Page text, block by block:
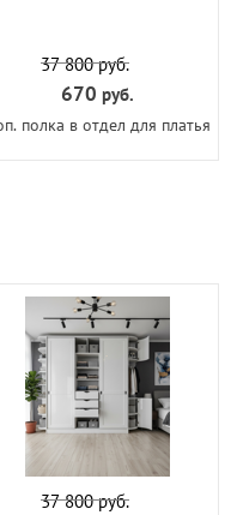
37 800руб.
670 руб.
полка в отдел для платья
37 800руб.